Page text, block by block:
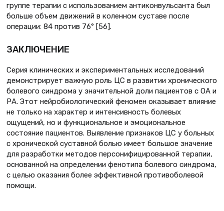
группе терапии с использованием антиконвульсанта был
больше объем движений в коленном суставе после
операции: 84 против 76° [56].
ЗАКЛЮЧЕНИЕ
Серия клинических и экспериментальных исследований
демонстрирует важную роль ЦС в развитии хронического
болевого синдрома у значительной доли пациентов с ОА и
РА. Этот нейробиологический феномен оказывает влияние
не только на характер и интенсивность болевых
ощущений, но и функциональное и эмоциональное
состояние пациентов. Выявление признаков ЦС у больных
с хронической суставной болью имеет большое значение
для разработки методов персонифицированной терапии,
основанной на определении фенотипа болевого синдрома,
с целью оказания более эффективной противоболевой
помощи.